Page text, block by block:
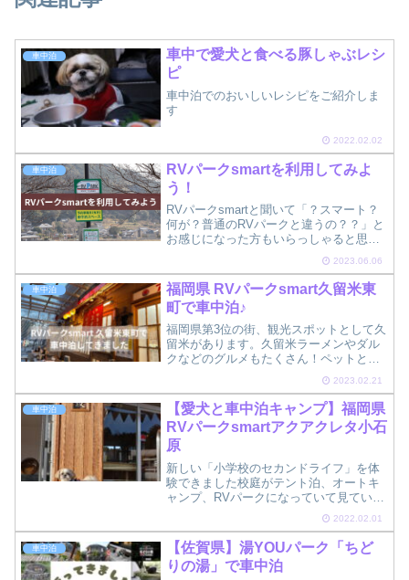
車中泊
車中で愛犬と食べる豚しゃぶレシ
ピ
車中泊でのおいしいレシピをご紹介しま
す
2022.02.02
車中泊
RVパークsmartを利用してみよ
う！
RVパークsmartと聞いて「？スマート？
何が？普通のRVパークと違うの？？」と
お感じになった方もいらっしゃると思い
ます。RVパークsmartは24時間Webで予
約可能で、チェックインも機械で対応、
チェックアウトも電源抜いて出ていくだ
け、と...
2023.06.06
車中泊
福岡県 RVパークsmart久留米東
町で車中泊♪
福岡県第3位の街、観光スポットとして久
留米があります。久留米ラーメンやダル
クなどのグルメもたくさん！ペットとの
車旅でも久留米を満喫したい！でも、道
の駅は市街地からは少し遠いな…とか、
ペットと泊まれる宿は久留米には無いか
ら観光は無理かな…と、...
2023.02.21
車中泊
【愛犬と車中泊キャンプ】福岡県
RVパークsmartアクアクレタ小石
原
新しい「小学校のセカンドライフ」を体
験できました校庭がテント泊、オートキ
ャンプ、RVパークになっていて見ていて
も楽しい土曜日はキャンプファイヤー
DAYでしたお風呂も貸切りで使えて気持
ち良かった！校庭がテント泊、オートキ
ャンプ、RVパークにな...
2022.02.01
車中泊
【佐賀県】湯YOUパーク「ちど
りの湯」で車中泊